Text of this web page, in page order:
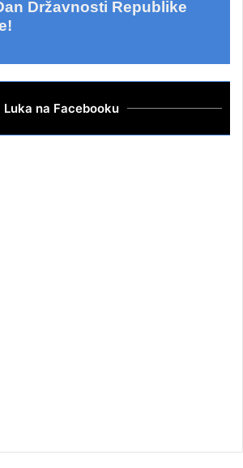
Državnosti Republike
Luka na Facebooku